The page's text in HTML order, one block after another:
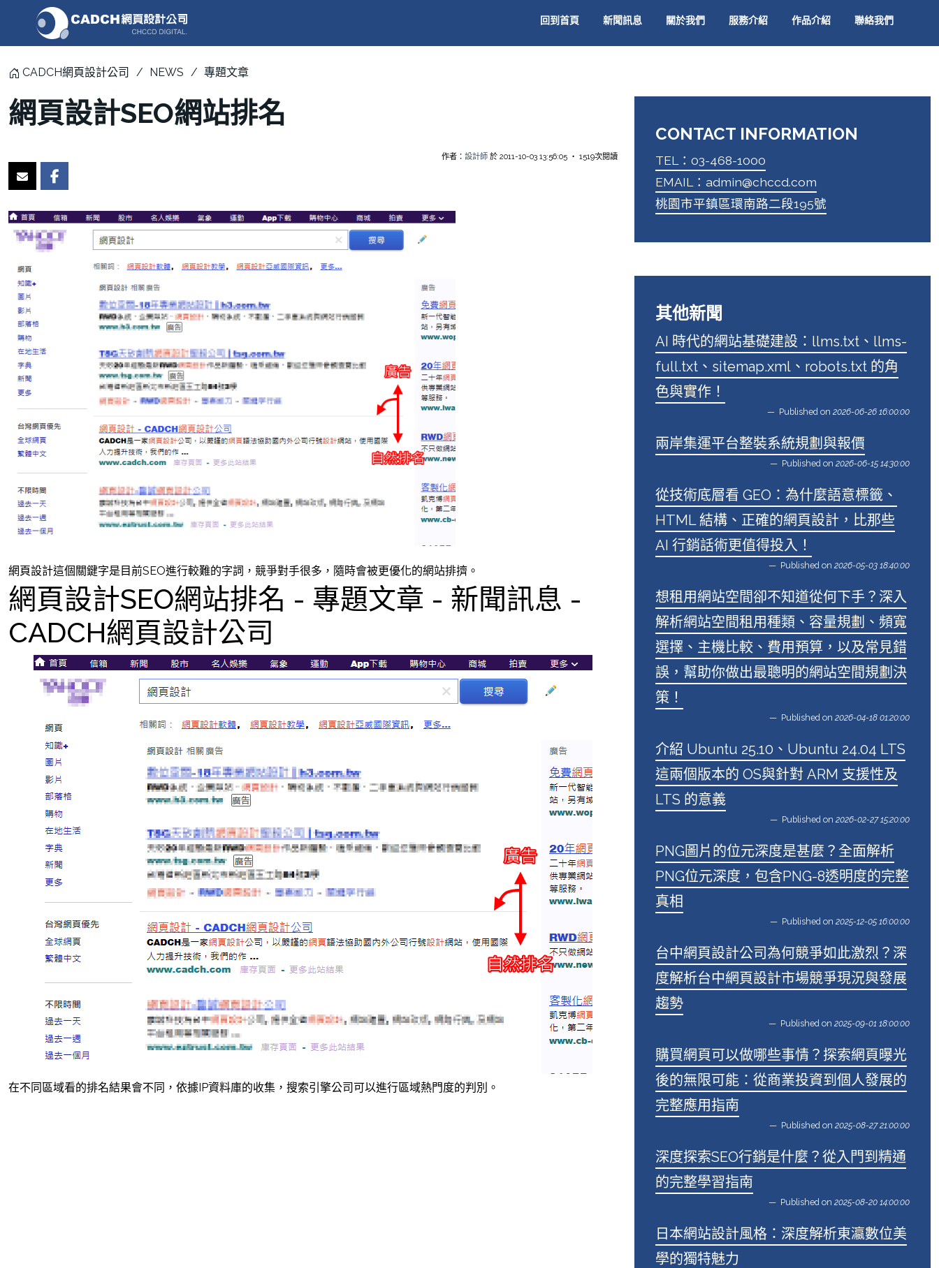
回到首頁 新聞訊息 關於我們 服務介紹 作品介紹 聯絡我們
CADCH網頁設計公司 NEWS 專題文章
網頁設計SEO網站排名
作者： 設計師 於 2011-10-03 13:56:05 ‧ 1519次閱讀
網頁設計這個關鍵字是目前SEO進行較難的字詞，競爭對手很多，隨時會被更優化的網站排擠。
網頁設計SEO網站排名 - 專題文章 - 新聞訊息 -
CADCH網頁設計公司
在不同區域看的排名結果會不同，依據IP資料庫的收集，搜索引擎公司可以進行區域熱門度的判別。
CONTACT INFORMATION
TEL：03-468-1000
EMAIL：admin@chccd.com
桃園市平鎮區環南路二段195號
其他新聞
AI 時代的網站基礎建設：llms.txt、llms-
full.txt、sitemap.xml、robots.txt 的角
色與實作！
Published on 2026-06-26 16:00:00
兩岸集運平台整裝系統規劃與報價
Published on 2026-06-15 14:30:00
從技術底層看 GEO：為什麼語意標籤、
HTML 結構、正確的網頁設計，比那些
AI 行銷話術更值得投入！
Published on 2026-05-03 18:40:00
想租用網站空間卻不知道從何下手？深入
解析網站空間租用種類、容量規劃、頻寬
選擇、主機比較、費用預算，以及常見錯
誤，幫助你做出最聰明的網站空間規劃決
策！
Published on 2026-04-18 01:20:00
介紹 Ubuntu 25.10、Ubuntu 24.04 LTS
這兩個版本的 OS與針對 ARM 支援性及
LTS 的意義
Published on 2026-02-27 15:20:00
PNG圖片的位元深度是甚麼？全面解析
PNG位元深度，包含PNG-8透明度的完整
真相
Published on 2025-12-05 16:00:00
台中網頁設計公司為何競爭如此激烈？深
度解析台中網頁設計市場競爭現況與發展
趨勢
Published on 2025-09-01 18:00:00
購買網頁可以做哪些事情？探索網頁曝光
後的無限可能：從商業投資到個人發展的
完整應用指南
Published on 2025-08-27 21:00:00
深度探索SEO行銷是什麼？從入門到精通
的完整學習指南
Published on 2025-08-20 14:00:00
日本網站設計風格：深度解析東瀛數位美
學的獨特魅力